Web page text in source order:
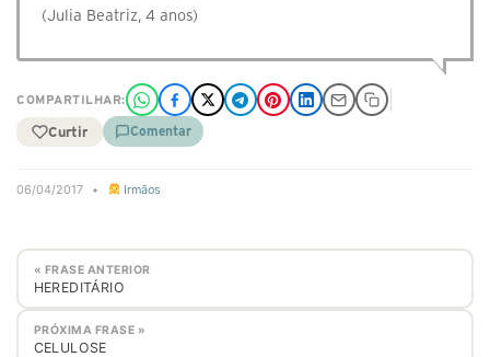
(Julia Beatriz, 4 anos)
COMPARTILHAR:
Curtir Comentar
06/04/2017 • Irmãos
« FRASE ANTERIOR
HEREDITÁRIO
PRÓXIMA FRASE »
CELULOSE